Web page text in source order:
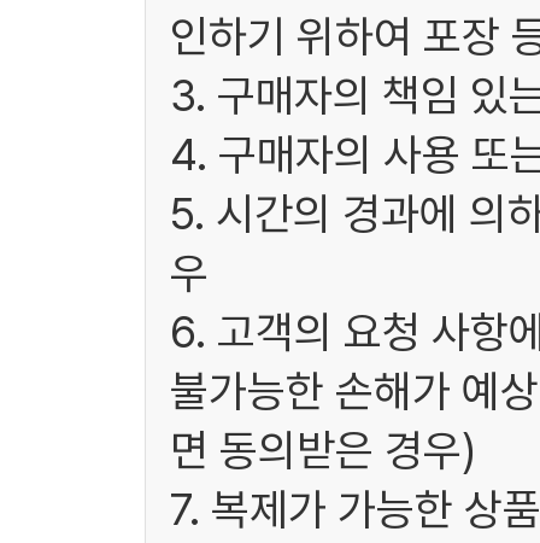
인하기 위하여 포장
3. 구매자의 책임 있
4. 구매자의 사용 또
5. 시간의 경과에 의
우
6. 고객의 요청 사항
불가능한 손해가 예
면 동의받은 경우)
7. 복제가 가능한 상